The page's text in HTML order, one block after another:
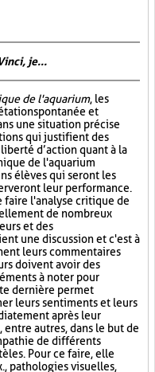
je...
de l'aquarium, les
spontanée et
une situation précise
qui justifient des
d’action quant à la
de l'aquarium
élèves qui seront les
leur performance.
l'analyse critique de
de nombreux
et des
une discussion et c'est à
leurs commentaires
doivent avoir des
à noter pour
dernière permet
leurs sentiments et leurs
après leur
autres, dans le but de
de différents
Pour ce faire, elle
pathologies visuelles,